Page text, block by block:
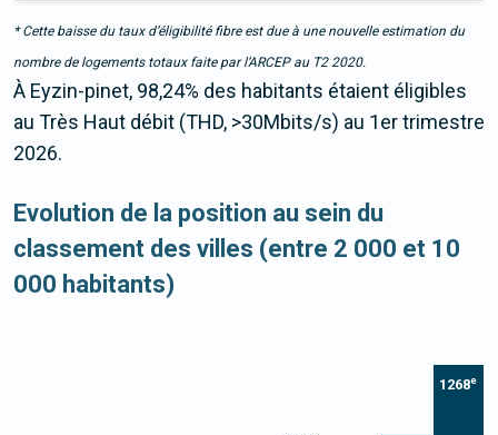
* Cette baisse du taux d’éligibilité fibre est due à une nouvelle estimation du
nombre de logements totaux faite par l’ARCEP au T2 2020.
À Eyzin-pinet, 98,24% des habitants étaient éligibles
au Très Haut débit (THD, >30Mbits/s) au 1er trimestre
2026.
Evolution de la position au sein du
classement des villes (entre 2 000 et 10
000 habitants)
1268e